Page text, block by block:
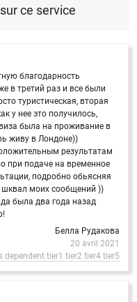
ce service
благодарность
в третий раз и все были
туристическая, вторая
у нее это получилось,
была на проживание в
живу в Лондоне))
результатам
при подаче на временное
подробно обьясняя
шквал моих сообщений ))
была два года назад
Белла Рудакова
20 avril 2021
dependent tier1 tier2 tier4 tier5